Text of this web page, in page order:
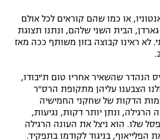
או כמו שהם קוראים לכל אולם
הבית השני שלהם, ונתנו תצוגת
לא ראינו קבוצה בזון משותף ככה מאז
הנהדר שהשאיר אחריו טום ת'יבודו,
הצבענו עליהן מתקופת הרס"ר
הדקות של שחקני החמישיה
הרגילה, ונתן יותר דקות, נגיעות,
שלו. הוא ניצל את העונה הרגילה
בניגוד לקודמו בתפקיד.